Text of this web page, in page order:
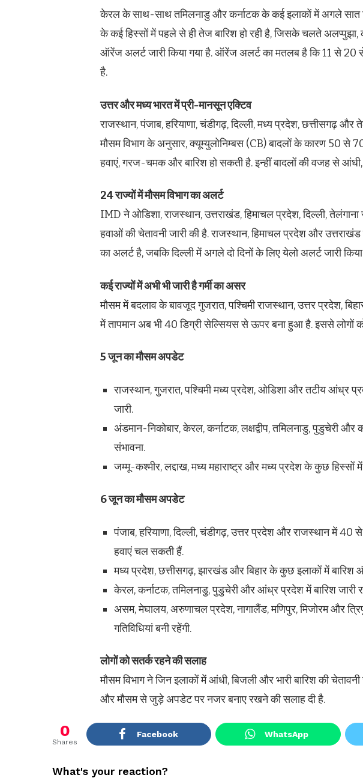
केरल के साथ-साथ तमिलनाडु और कर्नाटक के कई इलाकों में अगले सात
के कई हिस्सों में पहले से ही तेज बारिश हो रही है, जिसके चलते अलप्पुझा,
ऑरेंज अलर्ट जारी किया गया है. ऑरेंज अलर्ट का मतलब है कि 11 से 20
है.
उत्तर और मध्य भारत में प्री-मानसून एक्टिव
राजस्थान, पंजाब, हरियाणा, चंडीगढ़, दिल्ली, मध्य प्रदेश, छत्तीसगढ़ और
मौसम विभाग के अनुसार, क्यूम्युलोनिम्बस (CB) बादलों के कारण 50 से
हवाएं, गरज-चमक और बारिश हो सकती है. इन्हीं बादलों की वजह से
24 राज्यों में मौसम विभाग का अलर्ट
IMD ने ओडिशा, राजस्थान, उत्तराखंड, हिमाचल प्रदेश, दिल्ली,
हवाओं की चेतावनी जारी की है. राजस्थान, हिमाचल प्रदेश और
का अलर्ट है, जबकि दिल्ली में अगले दो दिनों के लिए येलो अलर्ट जारी
कई राज्यों में अभी भी जारी है गर्मी का असर
मौसम में बदलाव के बावजूद गुजरात, पश्चिमी राजस्थान, उत्तर प्रदेश,
में तापमान अब भी 40 डिग्री सेल्सियस से ऊपर बना हुआ है. इससे लोगों को
5 जून का मौसम अपडेट
राजस्थान, गुजरात, पश्चिमी मध्य प्रदेश, ओडिशा और तटीय
जारी.
अंडमान-निकोबार, केरल, कर्नाटक, लक्षद्वीप, तमिलनाडु, पुडुचेरी
संभावना.
जम्मू-कश्मीर, लद्दाख, मध्य महाराष्ट्र और मध्य प्रदेश के कुछ
6 जून का मौसम अपडेट
पंजाब, हरियाणा, दिल्ली, चंडीगढ़, उत्तर प्रदेश और राजस्थान में 40
हवाएं चल सकती हैं.
मध्य प्रदेश, छत्तीसगढ़, झारखंड और बिहार के कुछ इलाकों में बारिश
केरल, कर्नाटक, तमिलनाडु, पुडुचेरी और आंध्र प्रदेश में बारिश जारी
असम, मेघालय, अरुणाचल प्रदेश, नागालैंड, मणिपुर, मिजोरम और
गतिविधियां बनी रहेंगी.
लोगों को सतर्क रहने की सलाह
मौसम विभाग ने जिन इलाकों में आंधी, बिजली और भारी बारिश की चेतावनी
और मौसम से जुड़े अपडेट पर नजर बनाए रखने की सलाह दी है.
0
Shares
Facebook WhatsApp
What's your reaction?